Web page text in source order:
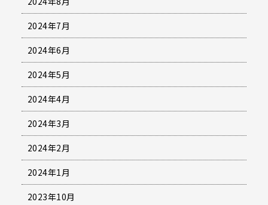
2024年7月
2024年6月
2024年5月
2024年4月
2024年3月
2024年2月
2024年1月
2023年10月